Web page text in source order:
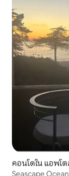
คอนโดใน แอพโ
Seascape